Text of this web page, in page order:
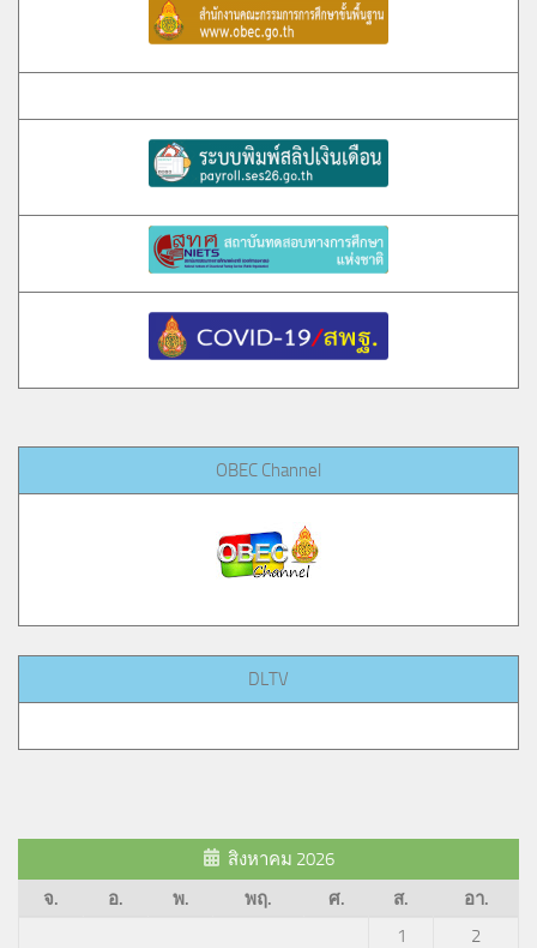
OBEC Channel
DLTV
สิงหาคม 2026
จ.
อ. พ. พฤ. ศ. ส.
อา.
1
2